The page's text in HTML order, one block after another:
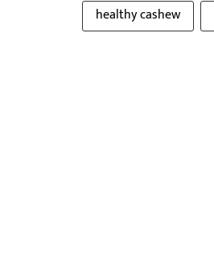
healthy cashew